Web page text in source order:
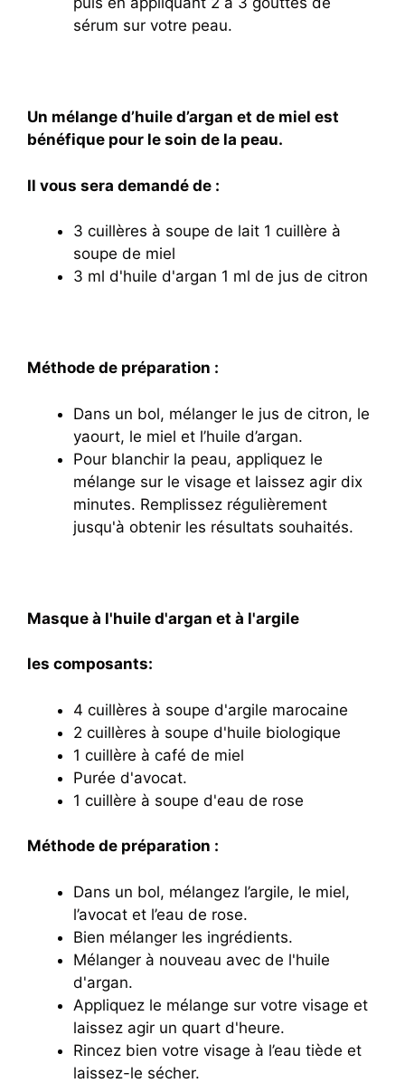
sérum sur votre peau.
Un mélange d’huile d’argan et de miel est
bénéfique pour le soin de la peau.
Il vous sera demandé de :
3 cuillères à soupe de lait 1 cuillère à
soupe de miel
3 ml d'huile d'argan 1 ml de jus de citron
Méthode de préparation :
Dans un bol, mélanger le jus de citron, le
yaourt, le miel et l’huile d’argan.
Pour blanchir la peau, appliquez le
mélange sur le visage et laissez agir dix
minutes. Remplissez régulièrement
jusqu'à obtenir les résultats souhaités.
Masque à l'huile d'argan et à l'argile
les composants:
4 cuillères à soupe d'argile marocaine
2 cuillères à soupe d'huile biologique
1 cuillère à café de miel
Purée d'avocat.
1 cuillère à soupe d'eau de rose
Méthode de préparation :
Dans un bol, mélangez l’argile, le miel,
l’avocat et l’eau de rose.
Bien mélanger les ingrédients.
Mélanger à nouveau avec de l'huile
d'argan.
Appliquez le mélange sur votre visage et
laissez agir un quart d'heure.
Rincez bien votre visage à l’eau tiède et
laissez-le sécher.